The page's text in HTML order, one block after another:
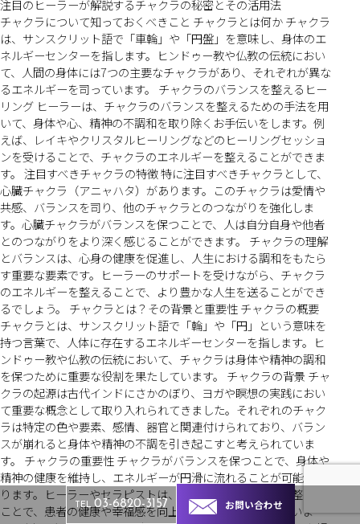
TEL 03-6820-3157 お問い合わせ
注目のヒーラーが解説するチャクラの秘密とその活用法
チャクラについて知っておくべきこと チャクラとは何か チャクラ
は、サンスクリット語で「車輪」や「円盤」を意味し、身体のエ
ネルギーセンターを指します。ヒンドゥー教や仏教の伝統におい
て、人間の身体には7つの主要なチャクラがあり、それぞれが異な
るエネルギーを司っています。 チャクラのバランスを整えるヒー
リング ヒーラーは、チャクラのバランスを整えるための手法を用
いて、身体や心、精神の不調和を取り除くお手伝いをします。例
えば、レイキやクリスタルヒーリングなどのヒーリングセッショ
ンを受けることで、チャクラのエネルギーを整えることができま
す。 注目すべきチャクラの特徴 特に注目すべきチャクラとして、
心臓チャクラ（アニャハタ）があります。このチャクラは愛情や
共感、バランスを司り、他のチャクラとのつながりを強化しま
す。心臓チャクラがバランスを保つことで、人は自分自身や他者
とのつながりをより深く感じることができます。 チャクラの理解
とバランスは、心身の健康を促進し、人生における調和をもたら
す重要な要素です。ヒーラーのサポートを受けながら、チャクラ
のエネルギーを整えることで、より豊かな人生を送ることができ
るでしょう。 チャクラとは？その背景と重要性 チャクラの概要
チャクラとは、サンスクリット語で「輪」や「円」という意味を
持つ言葉で、人体に存在するエネルギーセンターを指します。ヒ
ンドゥー教や仏教の伝統において、チャクラは身体や精神の調和
を保つために重要な役割を果たしています。 チャクラの背景 チャ
クラの起源は古代インドにさかのぼり、ヨガや瞑想の実践におい
て重要な概念として取り入れられてきました。それぞれのチャク
ラは特定の色や要素、感情、器官と関連付けられており、バラン
スが崩れると身体や精神の不調を引き起こすと考えられていま
す。 チャクラの重要性 チャクラがバランスを保つことで、身体や
精神の健康を維持し、エネルギーが円滑に流れることが可能とな
ります。ヒーラーやセラピストは、チャクラのバランスを整える
ことで、患者の健康や幸福感を向上させる手助けを行っていま